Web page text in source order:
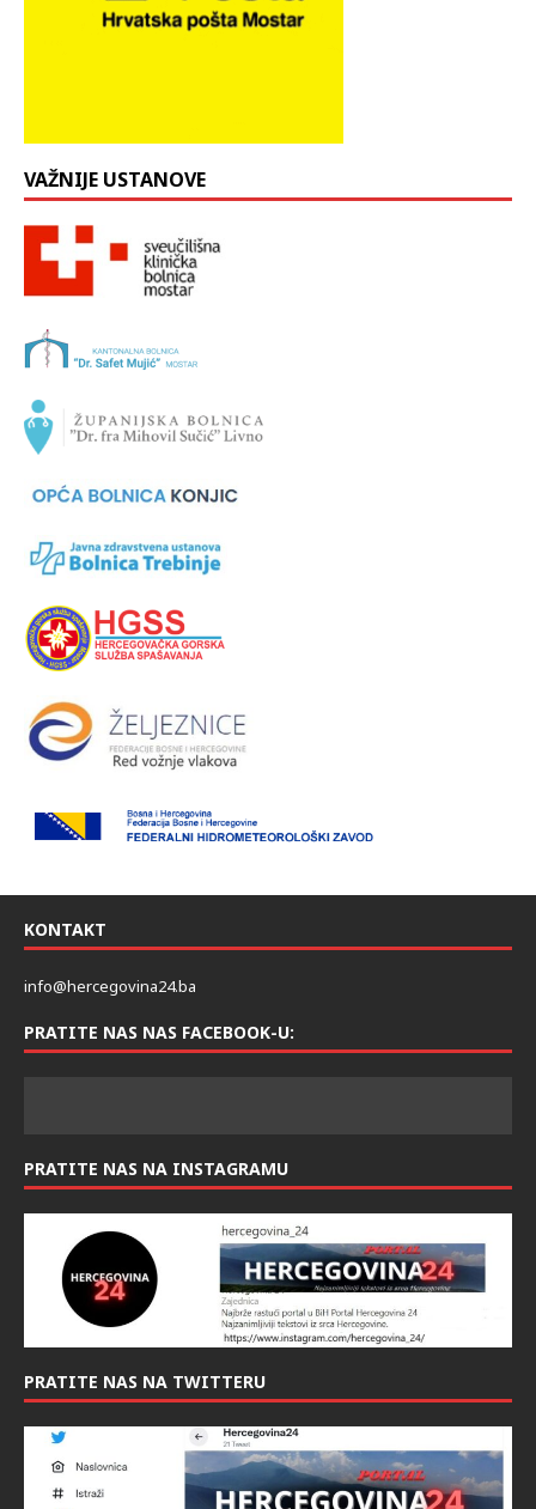
VAŽNIJE USTANOVE
KONTAKT
info@hercegovina24.ba
PRATITE NAS NAS FACEBOOK-U:
PRATITE NAS NA INSTAGRAMU
PRATITE NAS NA TWITTERU